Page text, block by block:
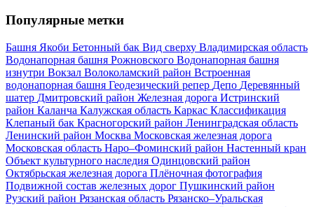
Популярные метки
Башня Якоби Бетонный бак Вид сверху Владимирская область
Водонапорная башня Рожновского Водонапорная башня
изнутри Вокзал Волоколамский район Встроенная
водонапорная башня Геодезический репер Депо Деревянный
шатер Дмитровский район Железная дорога Истринский
район Каланча Калужская область Каркас Классификация
Клепаный бак Красногорский район Ленинградская область
Ленинский район Москва Московская железная дорога
Московская область Наро–Фоминский район Настенный кран
Объект культурного наследия Одинцовский район
Октябрьская железная дорога Плёночная фотография
Подвижной состав железных дорог Пушкинский район
Рузский район Рязанская область Рязанско–Уральская